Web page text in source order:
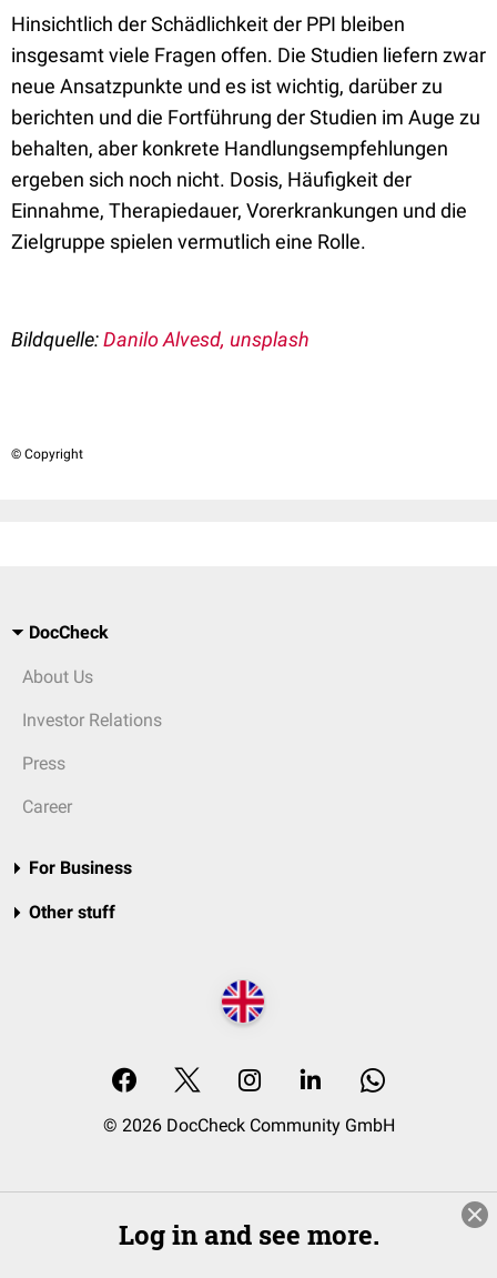
Hinsichtlich der Schädlichkeit der PPI bleiben
insgesamt viele Fragen offen. Die Studien liefern zwar
neue Ansatzpunkte und es ist wichtig, darüber zu
berichten und die Fortführung der Studien im Auge zu
behalten, aber konkrete Handlungsempfehlungen
ergeben sich noch nicht. Dosis, Häufigkeit der
Einnahme, Therapiedauer, Vorerkrankungen und die
Zielgruppe spielen vermutlich eine Rolle.
Bildquelle:Danilo Alvesd, unsplash
© Copyright
DocCheck
About Us
Investor Relations
Press
Career
For Business
Other stuff
© 2026 DocCheck Community GmbH
Log in and see more.